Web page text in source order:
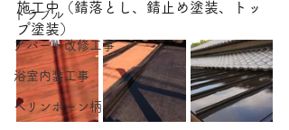
トラブル
アパート改修工事
浴室内装工事
ヘリンボーン柄
施工中（錆落とし、錆止め塗装、トッ
プ塗装）